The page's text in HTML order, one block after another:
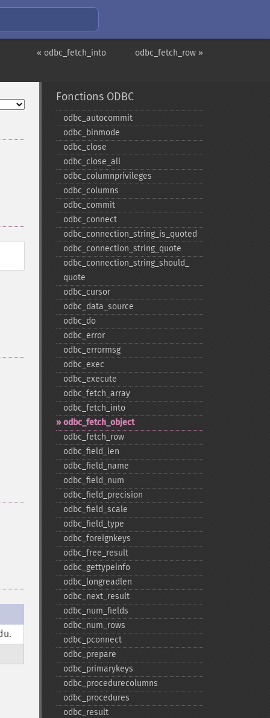
odbc_fetch_row »
« odbc_fetch_into
Fonctions ODBC
odbc_​autocommit
odbc_​binmode
odbc_​close
odbc_​close_​all
odbc_​columnprivileges
odbc_​columns
odbc_​commit
odbc_​connect
odbc_​connection_​string_​is_​quoted
odbc_​connection_​string_​quote
odbc_​connection_​string_​should_​
quote
odbc_​cursor
odbc_​data_​source
odbc_​do
odbc_​error
odbc_​errormsg
odbc_​exec
odbc_​execute
odbc_​fetch_​array
odbc_​fetch_​into
odbc_​fetch_​object
odbc_​fetch_​row
odbc_​field_​len
odbc_​field_​name
odbc_​field_​num
odbc_​field_​precision
odbc_​field_​scale
odbc_​field_​type
odbc_​foreignkeys
odbc_​free_​result
odbc_​gettypeinfo
odbc_​longreadlen
odbc_​next_​result
odbc_​num_​fields
odbc_​num_​rows
odbc_​pconnect
odbc_​prepare
odbc_​primarykeys
odbc_​procedurecolumns
odbc_​procedures
odbc_​result